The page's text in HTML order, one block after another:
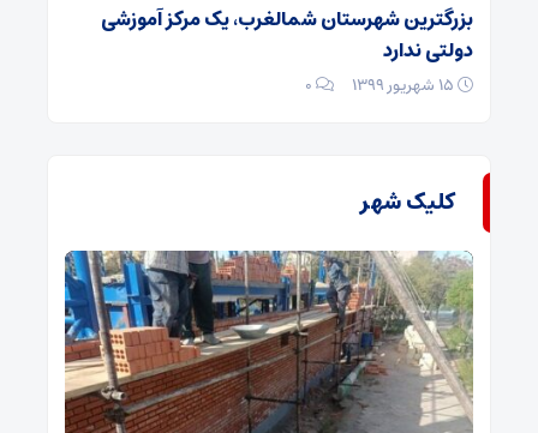
بزرگترین شهرستان شمالغرب، یک مرکز آموزشی
دولتی ندارد
۰
کلیک شهر